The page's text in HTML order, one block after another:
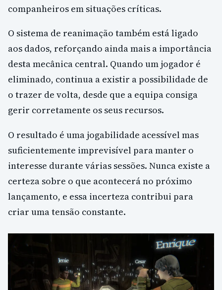
companheiros em situações críticas.
O sistema de reanimação também está ligado
aos dados, reforçando ainda mais a importância
desta mecânica central. Quando um jogador é
eliminado, continua a existir a possibilidade de
o trazer de volta, desde que a equipa consiga
gerir corretamente os seus recursos.
O resultado é uma jogabilidade acessível mas
suficientemente imprevisível para manter o
interesse durante várias sessões. Nunca existe a
certeza sobre o que acontecerá no próximo
lançamento, e essa incerteza contribui para
criar uma tensão constante.